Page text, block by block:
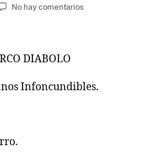
No hay comentarios
DIABOLO
Infoncundibles.